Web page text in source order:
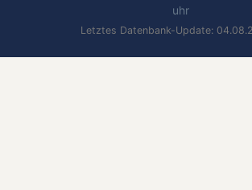
uhr
Letztes Datenbank-Update: